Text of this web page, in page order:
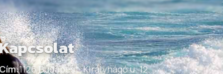
Cím:1126 Budapest, Királyhágó u. 12.